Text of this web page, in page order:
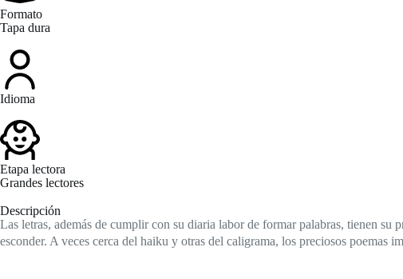
Formato
Tapa dura
Idioma
Etapa lectora
Grandes lectores
Descripción
Las letras, además de cumplir con su diaria labor de formar palabras, tienen su
esconder. A veces cerca del haiku y otras del caligrama, los preciosos poemas